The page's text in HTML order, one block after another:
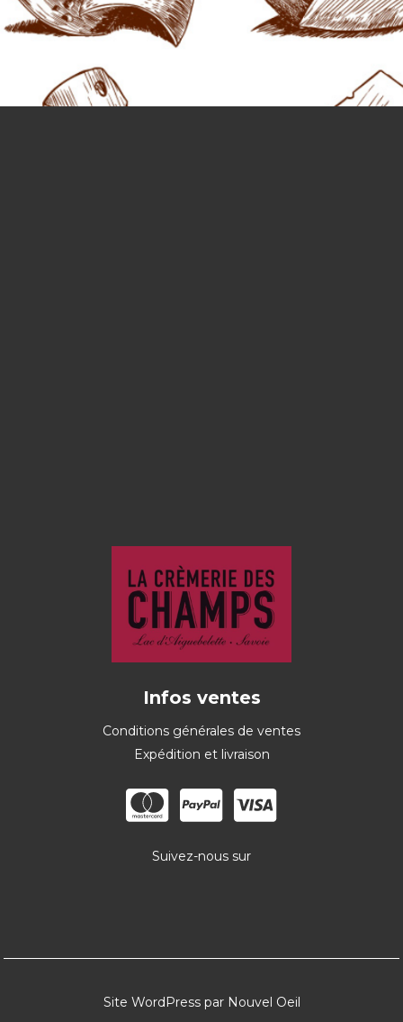
Infos ventes
Conditions générales de ventes
Expédition et livraison
Suivez-nous sur
Site WordPress par Nouvel Oeil